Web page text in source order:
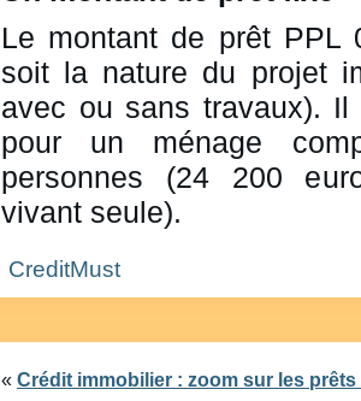
Le montant de prêt
soit la nature du projet
avec ou sans travaux). Il
pour un ménage
personnes (24 200
vivant seule).
CreditMust
« Crédit immobilier : zoom sur les prêts